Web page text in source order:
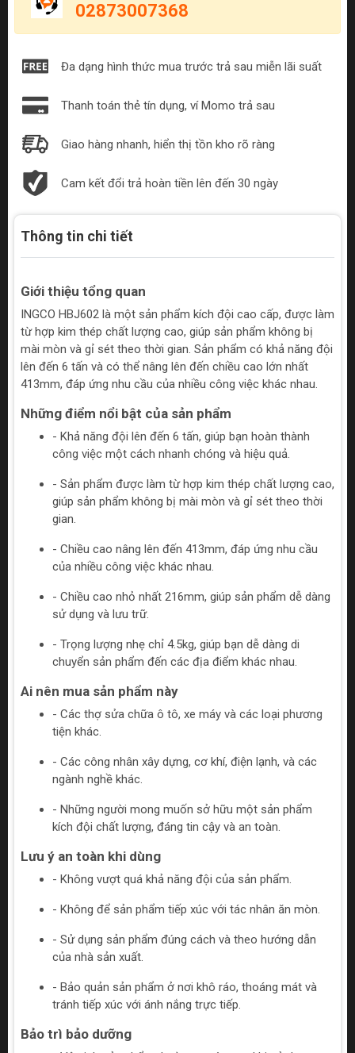
02873007368
Đa dạng hình thức mua trước trả sau miễn lãi suất
Thanh toán thẻ tín dụng, ví Momo trả sau
Giao hàng nhanh, hiển thị tồn kho rõ ràng
Cam kết đổi trả hoàn tiền lên đến 30 ngày
Thông tin chi tiết
Giới thiệu tổng quan
INGCO HBJ602 là một sản phẩm kích đội cao cấp, được làm
từ hợp kim thép chất lượng cao, giúp sản phẩm không bị
mài mòn và gỉ sét theo thời gian. Sản phẩm có khả năng đội
lên đến 6 tấn và có thể nâng lên đến chiều cao lớn nhất
413mm, đáp ứng nhu cầu của nhiều công việc khác nhau.
Những điểm nổi bật của sản phẩm
- Khả năng đội lên đến 6 tấn, giúp bạn hoàn thành
công việc một cách nhanh chóng và hiệu quả.
- Sản phẩm được làm từ hợp kim thép chất lượng cao,
giúp sản phẩm không bị mài mòn và gỉ sét theo thời
gian.
- Chiều cao nâng lên đến 413mm, đáp ứng nhu cầu
của nhiều công việc khác nhau.
- Chiều cao nhỏ nhất 216mm, giúp sản phẩm dễ dàng
sử dụng và lưu trữ.
- Trọng lượng nhẹ chỉ 4.5kg, giúp bạn dễ dàng di
chuyển sản phẩm đến các địa điểm khác nhau.
Ai nên mua sản phẩm này
- Các thợ sửa chữa ô tô, xe máy và các loại phương
tiện khác.
- Các công nhân xây dựng, cơ khí, điện lạnh, và các
ngành nghề khác.
- Những người mong muốn sở hữu một sản phẩm
kích đội chất lượng, đáng tin cậy và an toàn.
Lưu ý an toàn khi dùng
- Không vượt quá khả năng đội của sản phẩm.
- Không để sản phẩm tiếp xúc với tác nhân ăn mòn.
- Sử dụng sản phẩm đúng cách và theo hướng dẫn
của nhà sản xuất.
- Bảo quản sản phẩm ở nơi khô ráo, thoáng mát và
tránh tiếp xúc với ánh nắng trực tiếp.
Bảo trì bảo dưỡng